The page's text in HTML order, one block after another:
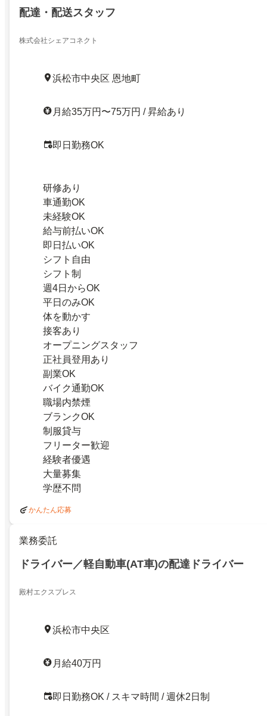
配達・配送スタッフ
株式会社シェアコネクト
浜松市中央区 恩地町
月給35万円〜75万円 / 昇給あり
即日勤務OK
研修あり
車通勤OK
未経験OK
給与前払いOK
即日払いOK
シフト自由
シフト制
週4日からOK
平日のみOK
体を動かす
接客あり
オープニングスタッフ
正社員登用あり
副業OK
バイク通勤OK
職場内禁煙
ブランクOK
制服貸与
フリーター歓迎
経験者優遇
大量募集
学歴不問
かんたん応募
業務委託
ドライバー／軽自動車(AT車)の配達ドライバー
殿村エクスプレス
浜松市中央区
月給40万円
即日勤務OK / スキマ時間 / 週休2日制